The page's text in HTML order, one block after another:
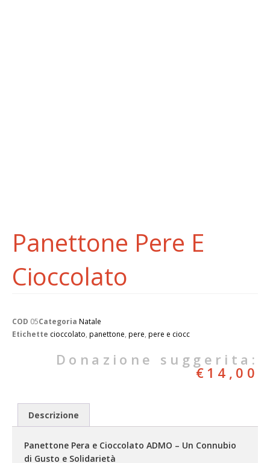
Panettone Pere E
Cioccolato
COD 05Categoria Natale
Etichette cioccolato, panettone, pere, pere e ciocc
€ 14,00
Descrizione
Panettone Pera e Cioccolato ADMO – Un Connubio
di Gusto e Solidarietà